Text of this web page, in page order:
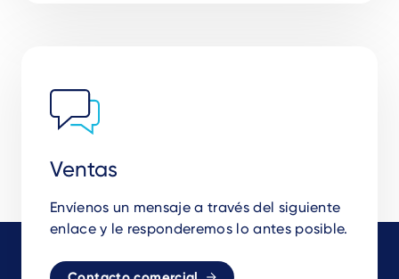
Ventas
Envíenos un mensaje a través del siguiente
enlace y le responderemos lo antes posible.